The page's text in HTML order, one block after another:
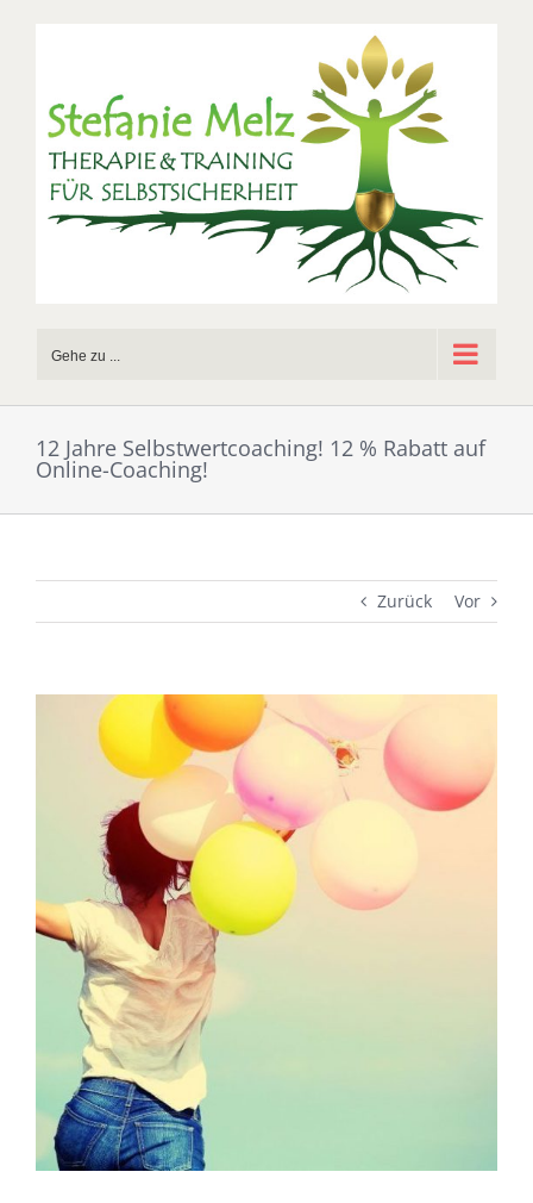
Gehe zu ...
12 Jahre Selbstwertcoaching! 12 % Rabatt auf
Online-Coaching!
Zurück Vor
grösseres